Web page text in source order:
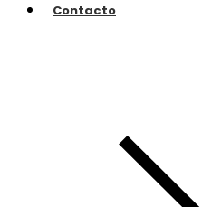
Contacto